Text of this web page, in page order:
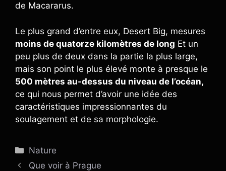
de Macararus.
Le plus grand d’entre eux, Desert Big, mesures
moins de quatorze kilomètres de long Et un
peu plus de deux dans la partie la plus large,
mais son point le plus élevé monte à presque le
500 mètres au-dessus du niveau de l’océan,
ce qui nous permet d’avoir une idée des
caractéristiques impressionnantes du
soulagement et de sa morphologie.
Catégories
Nature
Que voir à Prague